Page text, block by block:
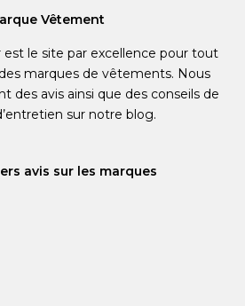
Vêtement
le site par excellence pour tout
marques de vêtements. Nous
des avis ainsi que des conseils de
sur notre blog.
avis sur les marques